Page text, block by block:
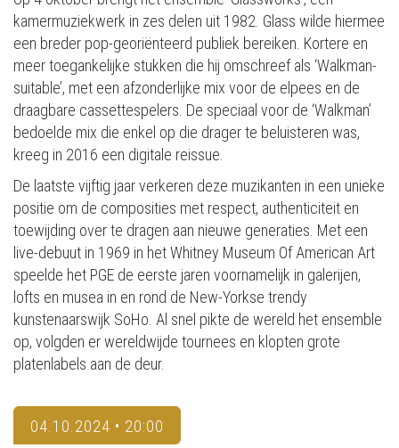
kamermuziekwerk in zes delen uit 1982. Glass wilde hiermee
een breder pop-georiënteerd publiek bereiken. Kortere en
meer toegankelijke stukken die hij omschreef als ‘Walkman-
suitable’, met een afzonderlijke mix voor de elpees en de
draagbare cassettespelers. De speciaal voor de ‘Walkman’
bedoelde mix die enkel op die drager te beluisteren was,
kreeg in 2016 een digitale reissue.
De laatste vijftig jaar verkeren deze muzikanten in een unieke
positie om de composities met respect, authenticiteit en
toewijding over te dragen aan nieuwe generaties. Met een
live-debuut in 1969 in het Whitney Museum Of American Art
speelde het PGE de eerste jaren voornamelijk in galerijen,
lofts en musea in en rond de New-Yorkse trendy
kunstenaarswijk SoHo. Al snel pikte de wereld het ensemble
op, volgden er wereldwijde tournees en klopten grote
platenlabels aan de deur.
04.10.2024 • 20:00